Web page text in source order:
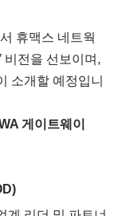
휴맥스 네트웍
’ 비전을 선보이며,
소개할 예정입니
게이트웨이